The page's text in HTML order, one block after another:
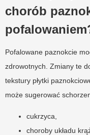
chorób
Pofalowane paznokcie
zdrowotnych. Zmiany te
tekstury płytki
może sugerować
cukrzyca,
choroby układu